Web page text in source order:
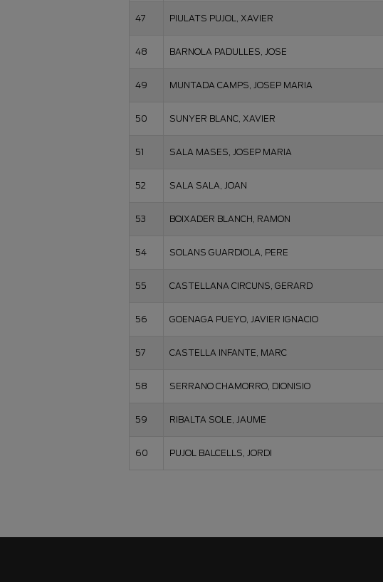
47 PIULATS PUJOL, XAVIER
48 BARNOLA PADULLES, JOSE
49 MUNTADA CAMPS, JOSEP MARIA
50 SUNYER BLANC, XAVIER
51 SALA MASES, JOSEP MARIA
52 SALA SALA, JOAN
53 BOIXADER BLANCH, RAMON
54 SOLANS GUARDIOLA, PERE
55 CASTELLANA CIRCUNS, GERARD
56 GOENAGA PUEYO, JAVIER IGNACIO
57 CASTELLA INFANTE, MARC
58 SERRANO CHAMORRO, DIONISIO
59 RIBALTA SOLE, JAUME
60 PUJOL BALCELLS, JORDI